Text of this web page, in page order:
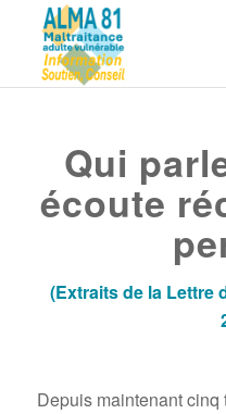
Qui
écoute
(Extraits de la Lettre
Depuis maintenant cinq